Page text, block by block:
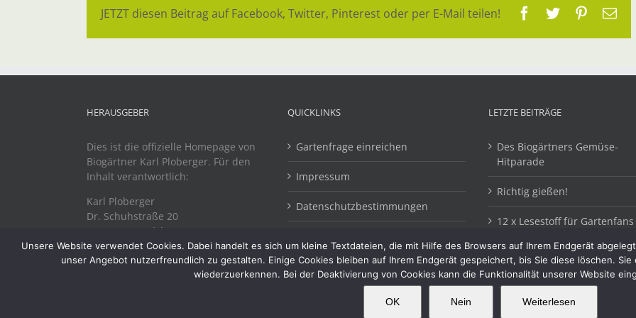
JETZT diesen Beitrag auf Facebook, Twitter, Pinterest oder per E-Mail teilen! Facebook
TwitterPinterest
E-
HERAUSGEBER
Dies ist die offizielle Homepage von
Biogärtner Karl Ploberger. Für den
Inhalt verantwortlich:
Karl Ploberger
Dr. Schuhstraße 20
A-4863 Seewalchen
QUICKLINKS
Gartenfrage einreichen
Impressum
Datenschutzbestimmungen
LETZTE BEITRÄGE
Des Biogärtners Gemüse-
Hitparade
Richtig gießen!
12 x Lesestoff für Gartenfans
This website uses cookies and third party services.
Unsere Website verwendet Cookies. Dabei handelt es sich um kleine Textdateien, die mit Hilfe des Browsers auf Ihrem Endgerät
unser Angebot nutzerfreundlich zu gestalten. Einige Cookies bleiben auf Ihrem Endgerät gespeichert, bis Sie diese löschen.
wiederzuerkennen. Bei der Deaktivierung von Cookies kann die Funktionalität unserer Website
OK Nein Weiterlesen